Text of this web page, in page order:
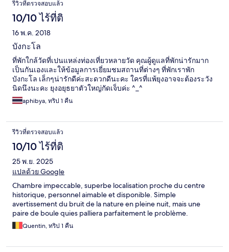
รีวิวที่ตรวจสอบแล้ว
10/10 ไร้ที่ติ
16 พ.ค. 2018
บังกะโล
ที่พักใกล้วัดที่เปนแหล่งท่องเที่ยวหลายวัด คุณผู้ดูแลที่พักน่ารักมาก
เป็นกันเองและให้ข้อมูลการเยี่ยมชมสถานที่ต่างๆ ที่พักเราพัก
บังกะโล เล็กๆน่ารักดีค่ะสะดวกดีนะคะ ใครที่แพ้ยุงอาจจะต้องระวัง
นิดนึงนะคะ ยุงอยุธยาตัวใหญ่กัดเจ็บค่ะ ^_^
aphibya, ทริป 1 คืน
รีวิวที่ตรวจสอบแล้ว
10/10 ไร้ที่ติ
25 พ.ย. 2025
แปลด้วย Google
Chambre impeccable, superbe localisation proche du centre
historique, personnel aimable et disponible. Simple
avertissement du bruit de la nature en pleine nuit, mais une
paire de boule quies palliera parfaitement le problème.
Quentin, ทริป 1 คืน